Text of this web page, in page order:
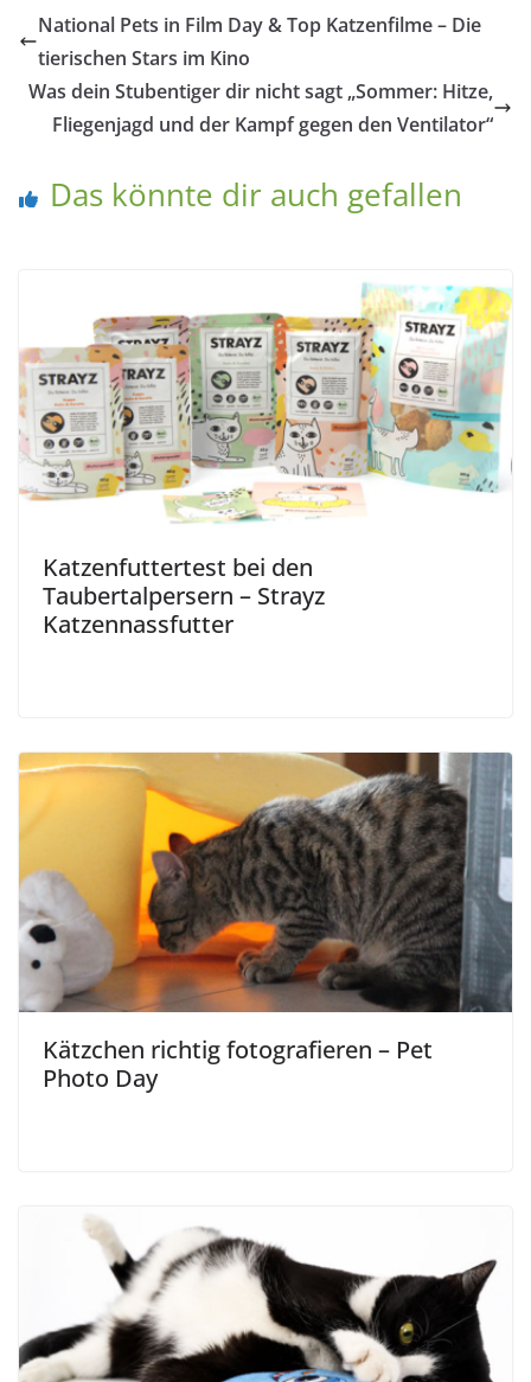
National Pets in Film Day & Top Katzenfilme – Die
tierischen Stars im Kino
Was dein Stubentiger dir nicht sagt „Sommer: Hitze,
Fliegenjagd und der Kampf gegen den Ventilator“
Das könnte dir auch gefallen
Katzenfuttertest bei den
Taubertalpersern – Strayz
Katzennassfutter
Kätzchen richtig fotografieren – Pet
Photo Day